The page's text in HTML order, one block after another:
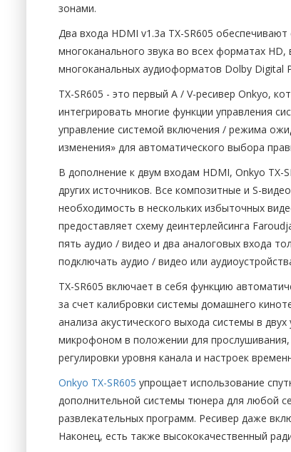
зонами.
Два входа HDMI v1.3a TX-SR605
многоканального звука во всех форматах
многоканальных аудиоформатов Dolby Digital
TX-SR605 - это первый A / V-ресивер Onkyo,
интегрировать многие функции управления
управление системой включения / режима
изменения» для автоматического выбора
В дополнение к двум входам HDMI, Onkyo TX-
других источников. Все композитные и S-
необходимость в нескольких избыточных
предоставляет схему деинтерлейсинга
пять аудио / видео и два аналоговых входа
подключать аудио / видео или
TX-SR605 включает в себя функцию
за счет калибровки системы домашнего
анализа акустического выхода системы в
микрофоном в положении для
регулировки уровня канала и настроек
Onkyo TX-SR605 упрощает использование
дополнительной системы тюнера для любой
развлекательных программ. Ресивер даже
Наконец, есть также высококачественный